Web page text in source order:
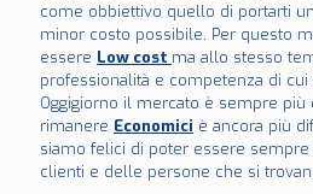
come obbiettivo quello di portarti
minor costo possibile. Per questo
essere Low cost ma allo stesso
professionalità e competenza di cui
Oggigiorno il mercato è sempre
rimanere Economici è ancora più
siamo felici di poter essere
clienti e delle persone che si